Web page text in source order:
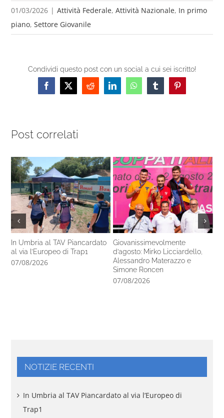
01/03/2026 | Attività Federale,Attività Nazionale, In primo
piano,Settore Giovanile
Condividi questo post con un social a cui sei iscritto!
Facebook
X RedditLinkedInWhatsAppTumblrPinterest
Post correlati
In Umbria al TAV Piancardato
al via l’Europeo di Trap1
07/08/2026
Giovanissimevolmente
d’agosto: Mirko Licciardello,
Alessandro Materazzo e
Simone Roncen
07/08/2026
NOTIZIE RECENTI
In Umbria al TAV Piancardato al via l’Europeo di
Trap1